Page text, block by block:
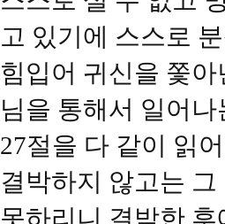
고 있기에 스스로
힘입어 귀신을 쫓
님을 통해서 일어
27절을 다 같이 읽
결박하지 않고는
못하리니 결박한